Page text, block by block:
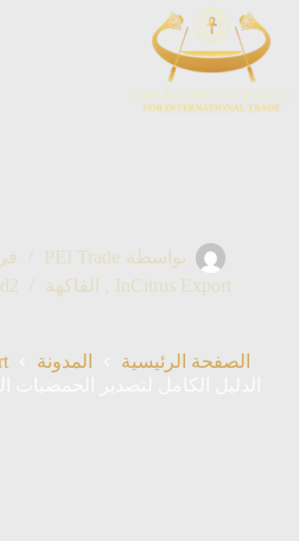
المحتوى
بواسطة PEI Trade
InCitrus Export
, الفاكهة 2 يوليو، 2026
الصفحة الرئيسية المدونة